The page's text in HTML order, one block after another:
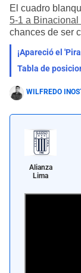
El cuadro
5-1 a Binacional
chances de ser
WILFREDO
Alianza
Lima